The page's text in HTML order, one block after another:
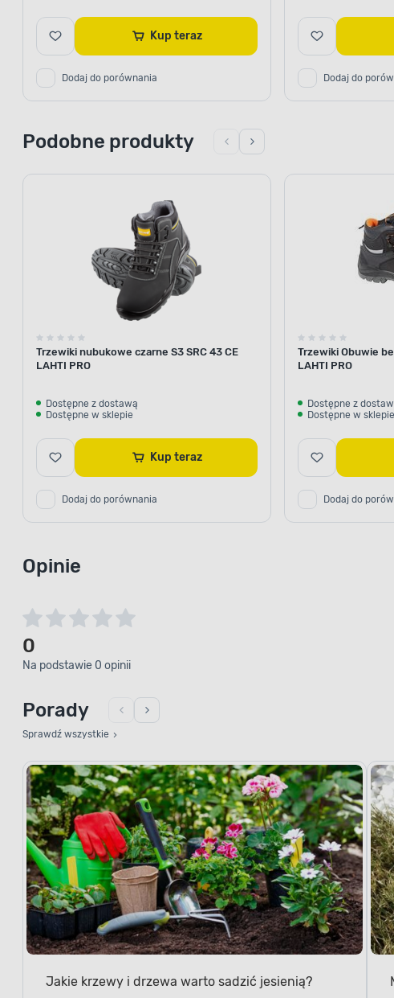
Kup teraz
Dodaj do porównania Dodaj do
Podobne produkty
Trzewiki nubukowe czarne S3 SRC 43 CE
LAHTI PRO
Dostępne z dostawą
Dostępne w sklepie
Kup teraz
Dodaj do porównania
Trzewiki Obuwie
LAHTI PRO
Dostępne z
Dostępne w sklepie
Dodaj do
Opinie
0
Na podstawie 0 opinii
Porady
Sprawdź wszystkie
Jakie krzewy i drzewa warto sadzić jesienią?